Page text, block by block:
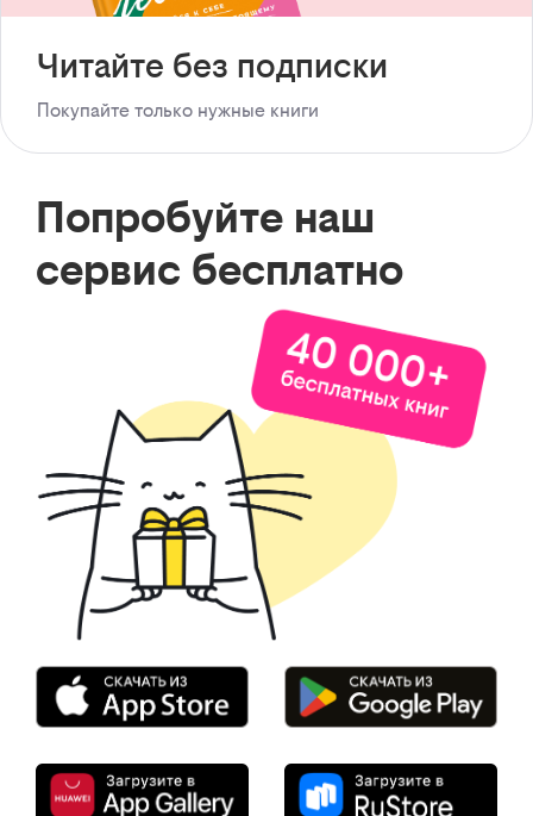
Читайте без подписки
Покупайте только нужные книги
Попробуйте наш
сервис бесплатно